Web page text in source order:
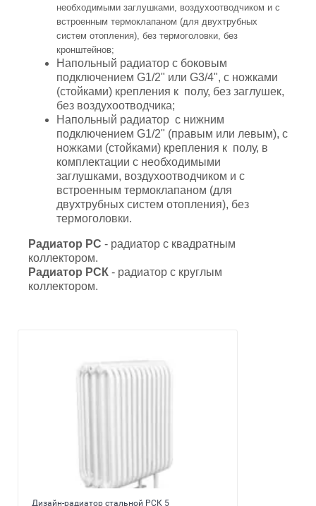
необходимыми заглушками, воздухоотводчиком и с
встроенным термоклапаном (для двухтрубных
систем отопления), без термоголовки, без
кронштейнов;
Напольный радиатор с боковым
подключением G1/2" или G3/4", с ножками
(стойками) крепления к полу, без заглушек,
без воздухоотводчика;
Напольный радиатор с нижним
подключением G1/2" (правым или левым), с
ножками (стойками) крепления к полу, в
комплектации с необходимыми
заглушками, воздухоотводчиком и с
встроенным термоклапаном (для
двухтрубных систем отопления), без
термоголовки.
Радиатор РС - радиатор с квадратным
коллектором.
Радиатор РСК - радиатор с круглым
коллектором.
Дизайн-радиатор стальной РСК 5